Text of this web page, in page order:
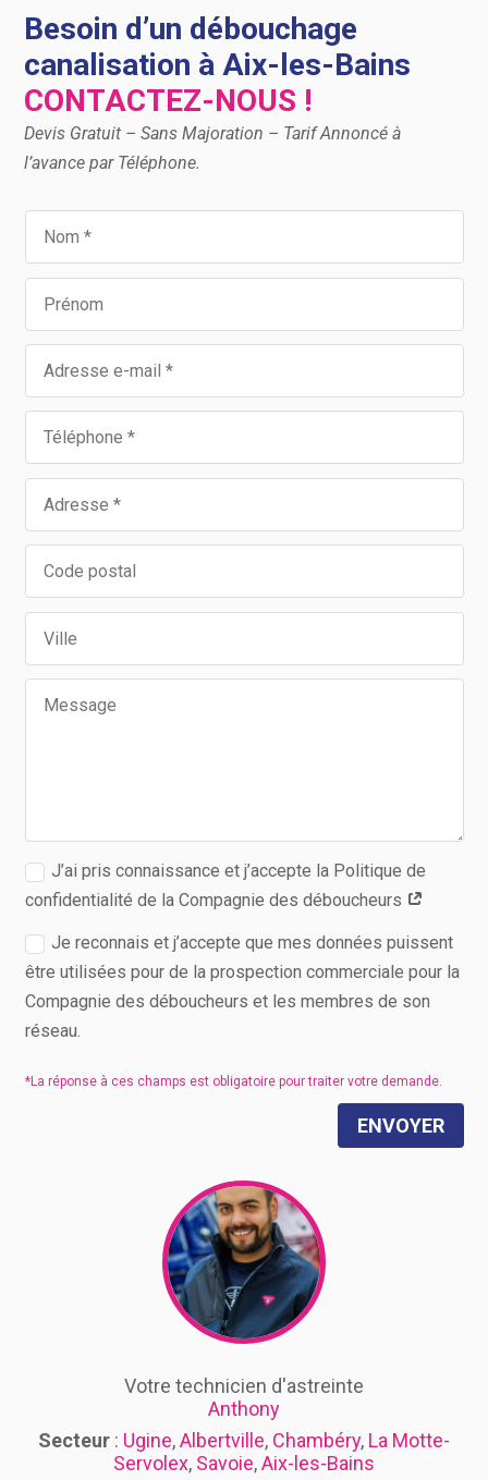
Besoin d’un débouchage
canalisation à Aix-les-Bains
CONTACTEZ-NOUS !
Devis Gratuit – Sans Majoration – Tarif Annoncé à
l’avance par Téléphone.
J’ai pris connaissance et j’accepte la Politique de
confidentialité de la Compagnie des déboucheurs
Je reconnais et j’accepte que mes données puissent
être utilisées pour de la prospection commerciale pour la
Compagnie des déboucheurs et les membres de son
réseau.
ENVOYER
Votre technicien d'astreinte
Anthony
Secteur : Ugine,Albertville, Chambéry, La Motte-
Servolex, Savoie,Aix-les-Bains